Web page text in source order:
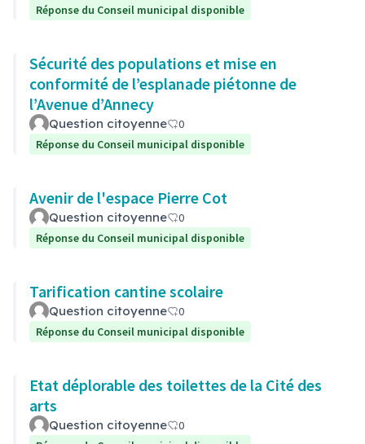
Réponse du Conseil municipal disponible
Sécurité des populations et mise en
conformité de l’esplanade piétonne de
l’Avenue d’Annecy
Question citoyenne
0
Réponse du Conseil municipal disponible
Avenir de l'espace Pierre Cot
Question citoyenne
0
Réponse du Conseil municipal disponible
Tarification cantine scolaire
Question citoyenne
0
Réponse du Conseil municipal disponible
Etat déplorable des toilettes de la Cité des
arts
Question citoyenne
0